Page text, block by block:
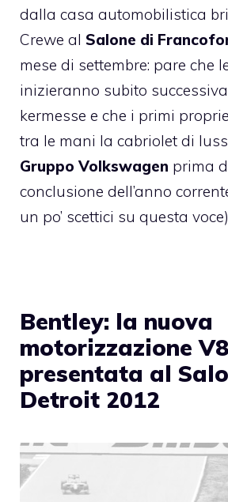
dalla casa automobilistica
Crewe al Salone di
mese di settembre: pare che
inizieranno subito
kermesse e che i primi
tra le mani la cabriolet di
Gruppo Volkswagen prima
conclusione dell’anno
un po’ scettici su questa
Bentley: la nuova
motorizzazione
presentata al
Detroit 2012